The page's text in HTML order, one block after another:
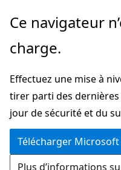
Passer
directement
au
principal
Ce navigateur
charge.
Effectuez une mise à
tirer parti des
jour de sécurité et du
Télécharger Microsoft
Plus d’informations